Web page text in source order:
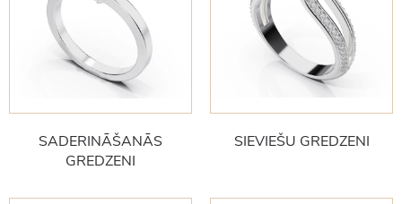
SADERINĀŠANĀS
GREDZENI
SIEVIEŠU GREDZENI